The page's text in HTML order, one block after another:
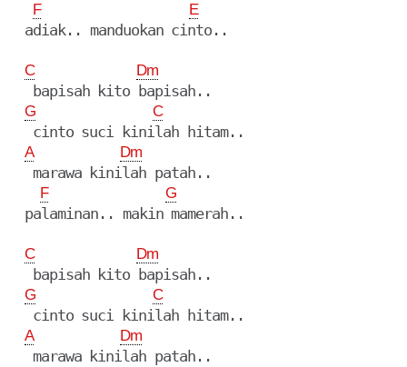
F E
  adiak.. manduokan cinto..
C Dm
   bapisah kito bapisah..
G C
   cinto suci kinilah hitam..
A Dm
   marawa kinilah patah..
F G
  palaminan.. makin mamerah..
C Dm
   bapisah kito bapisah..
G C
   cinto suci kinilah hitam..
A Dm
   marawa kinilah patah..